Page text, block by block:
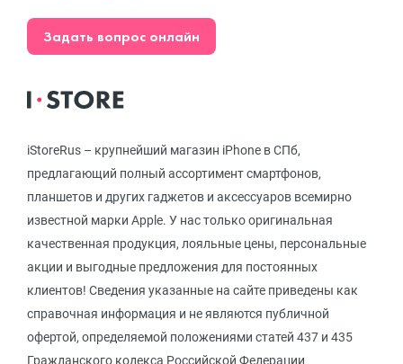
iStoreRus – крупнейший магазин iPhone в СПб,
предлагающий полный ассортимент смартфонов,
планшетов и других гаджетов и аксессуаров всемирно
известной марки Apple. У нас только оригинальная
качественная продукция, лояльные цены, персональные
акции и выгодные предложения для постоянных
клиентов! Сведения указанные на сайте приведены как
справочная информация и не являются публичной
офертой, определяемой положениями статей 437 и 435
Гражданского кодекса Российской Федерации
Задать вопрос онлайн